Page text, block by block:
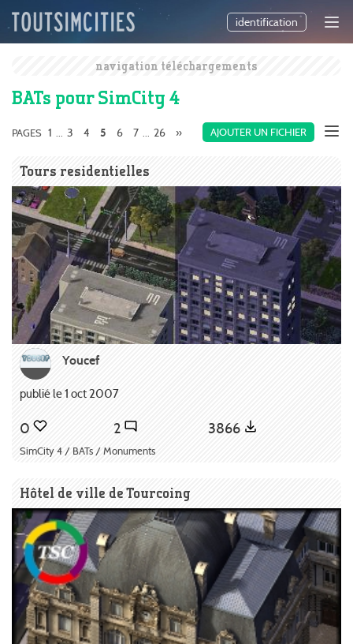
identification
navigation téléchargements
BATs pour SimCity 4
AJOUTER UN FICHIER
PAGES 1 ... 3 4 5 6 7 ... 26 »
Tours residentielles
Youcef
publié le 1 oct 2007
0 2 3866
SimCity 4 / BATs / Monuments
Hôtel de ville de Tourcoing